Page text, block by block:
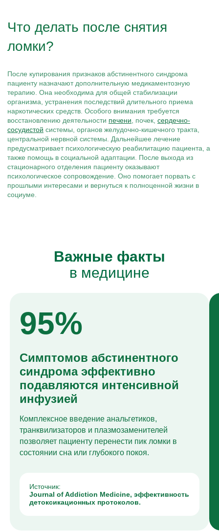
Что делать после снятия
ломки?
После купирования признаков абстинентного синдрома
пациенту назначают дополнительную медикаментозную
терапию. Она необходима для общей стабилизации
организма, устранения последствий длительного приема
наркотических средств. Особого внимания требуется
восстановлению деятельности печени , почек, сердечно-
сосудистой системы, органов желудочно-кишечного тракта,
центральной нервной системы. Дальнейшее лечение
предусматривает психологическую реабилитацию пациента, а
также помощь в социальной адаптации. После выхода из
стационарного отделения пациенту оказывают
психологическое сопровождение. Оно помогает порвать с
прошлыми интересами и вернуться к полноценной жизни в
социуме.
Важные факты
в медицине
95%
Симптомов абстинентного
синдрома эффективно
подавляются интенсивной
инфузией
Комплексное введение анальгетиков,
транквилизаторов и плазмозаменителей
позволяет пациенту перенести пик ломки в
состоянии сна или глубокого покоя.
Источник:
Journal of Addiction Medicine, эффективность
детоксикационных протоколов.